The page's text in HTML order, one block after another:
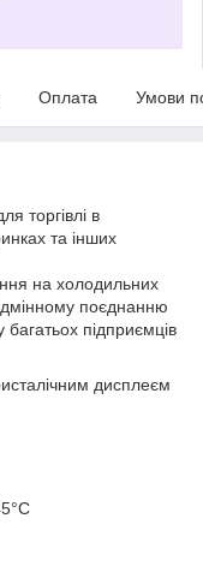
Оплата Умови
торгівлі в
та інших
на холодильних
поєднанню
багатьох підприємців
дисплеєм